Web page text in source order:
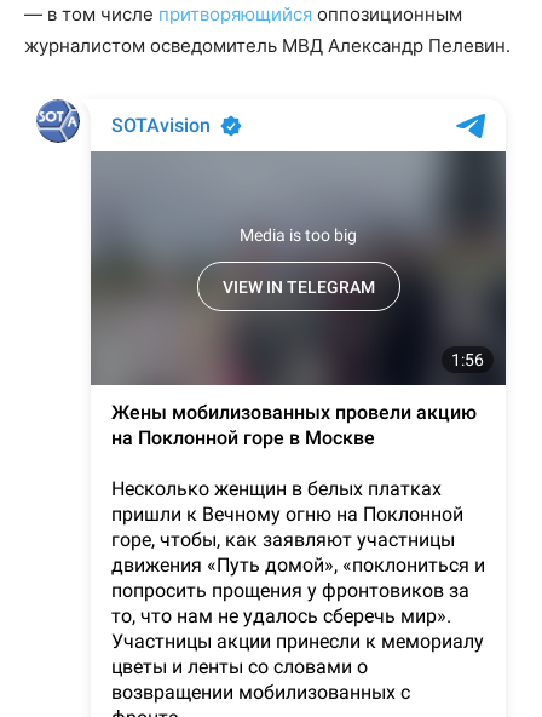
— в том числе притворяющийся оппозиционным
журналистом осведомитель МВД Александр Пелевин.